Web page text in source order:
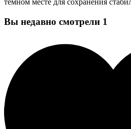
тёмном месте для сохранения
Вы недавно смотрели 1